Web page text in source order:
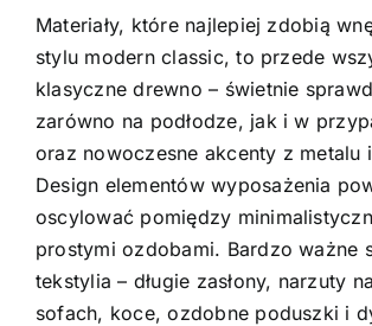
Materiały, które najlepiej zdobią
stylu modern classic, to przede
klasyczne drewno – świetnie
zarówno na podłodze, jak i w
oraz nowoczesne akcenty z metalu i
Design elementów wyposażenia
oscylować pomiędzy
prostymi ozdobami. Bardzo ważne
tekstylia – długie zasłony, narzuty
sofach, koce, ozdobne poduszki i